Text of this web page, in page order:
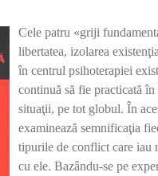
Cele patru «griji
libertatea, izolarea
în centrul psihoterapiei
continuă să fie practicată
situaţii, pe tot globul. În
examinează semnificaţia
tipurile de conflict care iau
cu ele. Bazându-se pe